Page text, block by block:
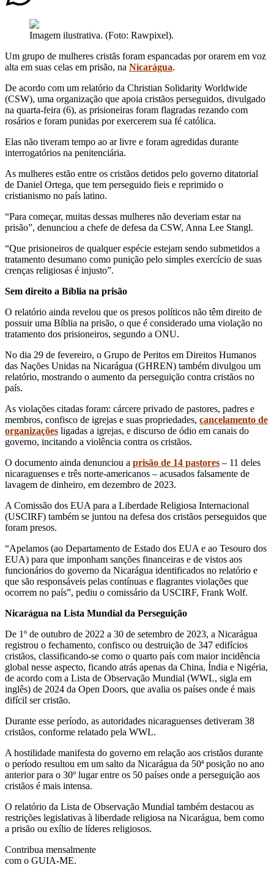
Imagem ilustrativa. (Foto: Rawpixel).
Um grupo de mulheres cristãs foram espancadas por orarem em voz
alta em suas celas em prisão, na Nicarágua.
De acordo com um relatório da Christian Solidarity Worldwide
(CSW), uma organização que apoia cristãos perseguidos, divulgado
na quarta-feira (6), as prisioneiras foram flagradas rezando com
rosários e foram punidas por exercerem sua fé católica.
Elas não tiveram tempo ao ar livre e foram agredidas durante
interrogatórios na penitenciária.
As mulheres estão entre os cristãos detidos pelo governo ditatorial
de Daniel Ortega, que tem perseguido fieis e reprimido o
cristianismo no país latino.
“Para começar, muitas dessas mulheres não deveriam estar na
prisão”, denunciou a chefe de defesa da CSW, Anna Lee Stangl.
“Que prisioneiros de qualquer espécie estejam sendo submetidos a
tratamento desumano como punição pelo simples exercício de suas
crenças religiosas é injusto”.
Sem direito a Bíblia na prisão
O relatório ainda revelou que os presos políticos não têm direito de
possuir uma Bíblia na prisão, o que é considerado uma violação no
tratamento dos prisioneiros, segundo a ONU.
No dia 29 de fevereiro, o Grupo de Peritos em Direitos Humanos
das Nações Unidas na Nicarágua (GHREN) também divulgou um
relatório, mostrando o aumento da perseguição contra cristãos no
país.
As violações citadas foram: cárcere privado de pastores, padres e
membros, confisco de igrejas e suas propriedades, cancelamento de
organizações ligadas a igrejas, e discurso de ódio em canais do
governo, incitando a violência contra os cristãos.
O documento ainda denunciou a prisão de 14 pastores – 11 deles
nicaraguenses e três norte-americanos – acusados falsamente de
lavagem de dinheiro, em dezembro de 2023.
A Comissão dos EUA para a Liberdade Religiosa Internacional
(USCIRF) também se juntou na defesa dos cristãos perseguidos que
foram presos.
“Apelamos (ao Departamento de Estado dos EUA e ao Tesouro dos
EUA) para que imponham sanções financeiras e de vistos aos
funcionários do governo da Nicarágua identificados no relatório e
que são responsáveis ​​pelas contínuas e flagrantes violações que
ocorrem no país”, pediu o comissário da USCIRF, Frank Wolf.
Nicarágua na Lista Mundial da Perseguição
De 1º de outubro de 2022 a 30 de setembro de 2023, a Nicarágua
registrou o fechamento, confisco ou destruição de 347 edifícios
cristãos, classificando-se como o quarto país com maior incidência
global nesse aspecto, ficando atrás apenas da China, Índia e Nigéria,
de acordo com a Lista de Observação Mundial (WWL, sigla em
inglês) de 2024 da Open Doors, que avalia os países onde é mais
difícil ser cristão.
Durante esse período, as autoridades nicaraguenses detiveram 38
cristãos, conforme relatado pela WWL.
A hostilidade manifesta do governo em relação aos cristãos durante
o período resultou em um salto da Nicarágua da 50ª posição no ano
anterior para o 30º lugar entre os 50 países onde a perseguição aos
cristãos é mais intensa.
O relatório da Lista de Observação Mundial também destacou as
restrições legislativas à liberdade religiosa na Nicarágua, bem como
a prisão ou exílio de líderes religiosos.
Contribua mensalmente
com o GUIA-ME.